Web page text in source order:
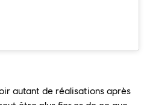
autant de réalisations après